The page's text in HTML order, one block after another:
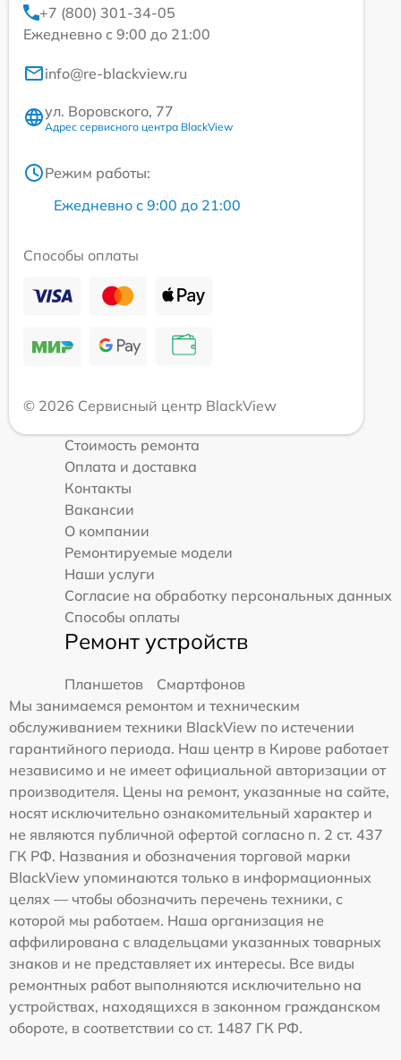
+7 (800) 301-34-05
Ежедневно с 9:00 до 21:00
info@re-blackview.ru
ул. Воровского, 77
Адрес сервисного центра BlackView
Режим работы:
Ежедневно с 9:00 до 21:00
Способы оплаты
© 2026 Сервисный центр BlackView
Стоимость ремонта
Оплата и доставка
Контакты
Вакансии
О компании
Ремонтируемые модели
Наши услуги
Согласие на обработку персональных данных
Способы оплаты
Ремонт устройств
Планшетов
Смартфонов
Мы занимаемся ремонтом и техническим
обслуживанием техники BlackView по истечении
гарантийного периода. Наш центр в Кирове работает
независимо и не имеет официальной авторизации от
производителя. Цены на ремонт, указанные на сайте,
носят исключительно ознакомительный характер и
не являются публичной офертой согласно п. 2 ст. 437
ГК РФ. Названия и обозначения торговой марки
BlackView упоминаются только в информационных
целях — чтобы обозначить перечень техники, с
которой мы работаем. Наша организация не
аффилирована с владельцами указанных товарных
знаков и не представляет их интересы. Все виды
ремонтных работ выполняются исключительно на
устройствах, находящихся в законном гражданском
обороте, в соответствии со ст. 1487 ГК РФ.